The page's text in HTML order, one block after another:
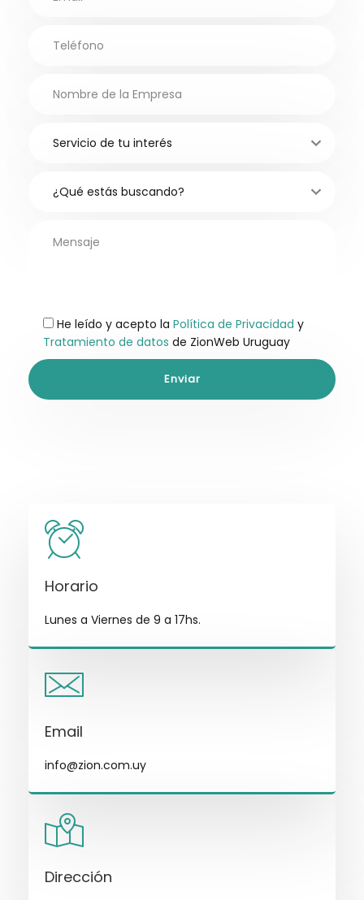
He leído y acepto la Política de Privacidad y
Tratamiento de datos de ZionWeb Uruguay
Horario
Lunes a Viernes de 9 a 17hs.
Email
info@zion.com.uy
Dirección